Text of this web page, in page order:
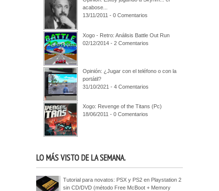
acabose...
13/11/2011 - 0 Comentarios
Xogo - Retro: Análisis Battle Out Run
02/12/2014 - 2 Comentarios
Opinión: ¿Jugar con el teléfono o con la
portátil?
31/10/2021 - 4 Comentarios
Xogo: Revenge of the Titans (Pc)
18/06/2011 - 0 Comentarios
LO MÁS VISTO DE LA SEMANA.
Tutorial para novatos: PSX y PS2 en Playstation 2
sin CD/DVD (método Free McBoot + Memory